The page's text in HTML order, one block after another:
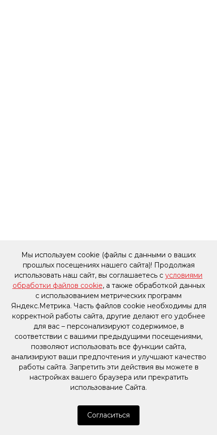
Мы используем cookie (файлы с данными о ваших
прошлых посещениях нашего сайта)! Продолжая
использовать наш сайт, вы соглашаетесь с условиями
обработки файлов cookie, а также обработкой данных
с использованием метрических программ
Яндекс.Метрика. Часть файлов cookie необходимы для
корректной работы сайта, другие делают его удобнее
для вас – персонализируют содержимое, в
соответствии с вашими предыдущими посещениями,
позволяют использовать все функции сайта,
анализируют ваши предпочтения и улучшают качество
работы сайта. Запретить эти действия вы можете в
настройках вашего браузера или прекратить
использование Сайта.
Согласиться